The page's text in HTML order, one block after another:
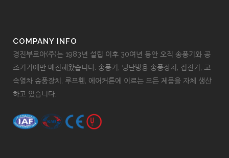
COMPANY INFO
경진부로아(주)는 1983년 설립 이후 30여년 동안 오직 송풍기와 공
조기기에만 매진해왔습니다. 송풍기, 냉난방용 송풍장치, 집진기, 고
속열차 송풍장치, 루프휀, 에어커튼에 이르는 모든 제품을 자체 생산
하고 있습니다.